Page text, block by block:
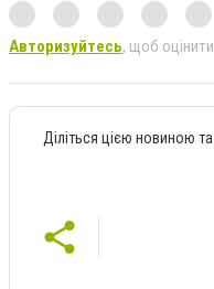
Авторизуйтесь, щоб оцінити
Діліться цією новиною